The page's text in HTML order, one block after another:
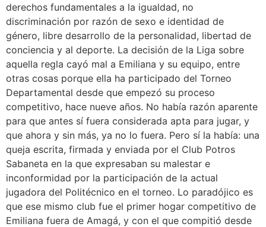
derechos fundamentales a la igualdad, no
discriminación por razón de sexo e identidad de
género, libre desarrollo de la personalidad, libertad de
conciencia y al deporte. La decisión de la Liga sobre
aquella regla cayó mal a Emiliana y su equipo, entre
otras cosas porque ella ha participado del Torneo
Departamental desde que empezó su proceso
competitivo, hace nueve años. No había razón aparente
para que antes sí fuera considerada apta para jugar, y
que ahora y sin más, ya no lo fuera. Pero sí la había: una
queja escrita, firmada y enviada por el Club Potros
Sabaneta en la que expresaban su malestar e
inconformidad por la participación de la actual
jugadora del Politécnico en el torneo. Lo paradójico es
que ese mismo club fue el primer hogar competitivo de
Emiliana fuera de Amagá, y con el que compitió desde